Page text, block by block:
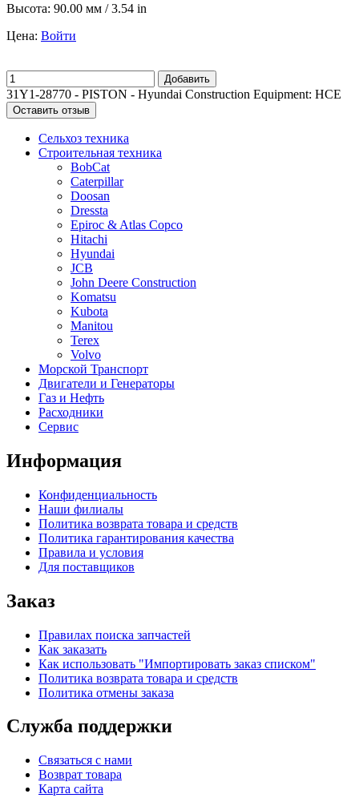
Высота: 90.00 мм / 3.54 in
Цена: Войти
Добавить
31Y1-28770 - PISTON - Hyundai Construction Equipment: HCE
Оставить отзыв
Сельхоз техника
Строительная техника
BobCat
Caterpillar
Doosan
Dressta
Epiroc & Atlas Copco
Hitachi
Hyundai
JCB
John Deere Construction
Komatsu
Kubota
Manitou
Terex
Volvo
Морской Транспорт
Двигатели и Генераторы
Газ и Нефть
Расходники
Сервис
Информация
Конфиденциальность
Наши филиалы
Политика возврата товара и средств
Политика гарантирования качества
Правила и условия
Для поставщиков
Заказ
Правилах поиска запчастей
Как заказать
Как использовать "Импортировать заказ списком"
Политика возврата товара и средств
Политика отмены заказа
Служба поддержки
Связаться с нами
Возврат товара
Карта сайта